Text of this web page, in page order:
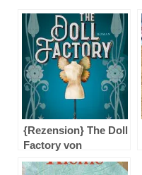
{Rezension} The Doll
Factory von
Elizabeth Macneal